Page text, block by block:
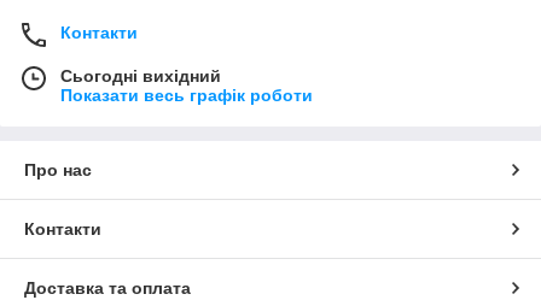
Контакти
Сьогодні вихідний
Показати весь графік роботи
Про нас
Контакти
Доставка та оплата